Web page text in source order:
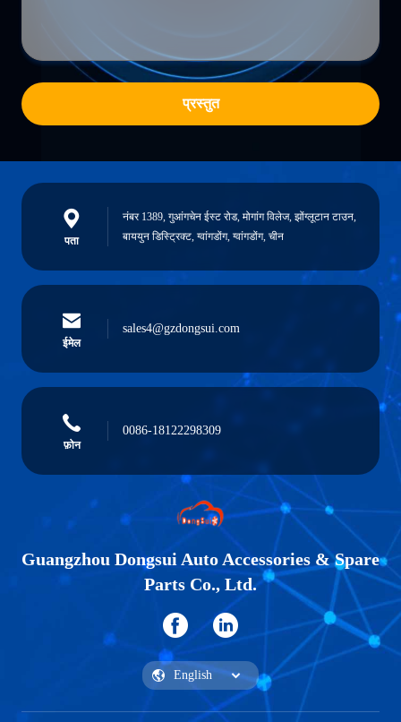
प्रस्तुत
पता
नंबर 1389, गुआंगचेन ईस्ट रोड, मोगांग विलेज, झोंग्लूटान टाउन,
बाययुन डिस्ट्रिक्ट, ग्वांगडोंग, ग्वांगडोंग, चीन
ईमेल
sales4@gzdongsui.com
फ़ोन
0086-18122298309
Guangzhou Dongsui Auto Accessories & Spare
Parts Co., Ltd.